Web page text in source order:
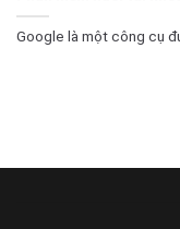
Google là một công cụ